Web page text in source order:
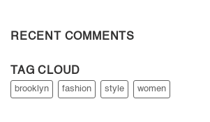
RECENT COMMENTS
TAG CLOUD
brooklyn fashion style women